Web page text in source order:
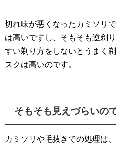
切れ味が悪くなったカミソリ
は高いですし、そもそも逆剃
すい剃り方をしないとうまく
スクは高いのです。
そもそも見えづらいの
カミソリや毛抜きでの処理は